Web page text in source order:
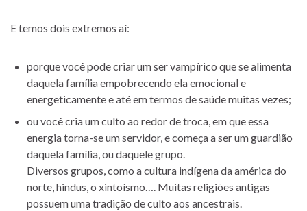
E temos dois extremos aí:
porque você pode criar um ser vampírico que se alimenta
daquela família empobrecendo ela emocional e
energeticamente e até em termos de saúde muitas vezes;
ou você cria um culto ao redor de troca, em que essa
energia torna-se um servidor, e começa a ser um guardião
daquela família, ou daquele grupo.
Diversos grupos, como a cultura indígena da américa do
norte, hindus, o xintoísmo…. Muitas religiões antigas
possuem uma tradição de culto aos ancestrais.